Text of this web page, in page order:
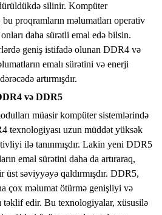
silinir. Kompüter
bu proqramların məlumatları operativ
daha sürətli emal edə bilsin.
geniş istifadə olunan DDR4 və
emalı sürətini və enerji
artırmışdır.
və DDR5
müasir kompüter sistemlərində
texnologiyası uzun müddət yüksək
ilə tanınmışdır. Lakin yeni DDR5
emal sürətini daha da artıraraq,
üst səviyyəyə qaldırmışdır. DDR5,
çox məlumat ötürmə genişliyi və
təklif edir. Bu texnologiyalar, xüsusilə